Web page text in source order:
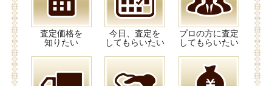
査定価格を
知りたい
今日、査定を
してもらいたい
プロの方に査定
してもらいたい